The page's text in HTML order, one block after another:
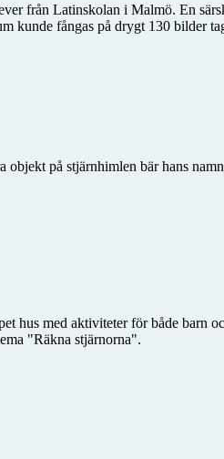
från Latin­skolan i Malmö. En
kunde fångas på drygt 130 bilder
på stjärnhimlen bär hans
hus med aktiviteter för både
"Räkna stjärnorna".